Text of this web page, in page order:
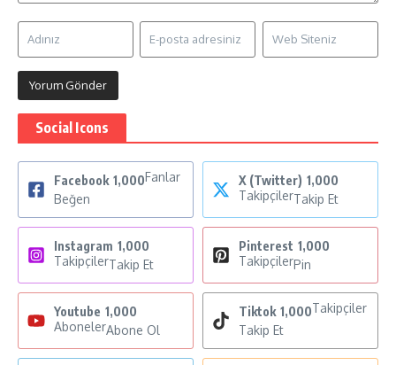
Social Icons
Facebook 1,000Fanlar
Beğen
X (Twitter) 1,000
TakipçilerTakip Et
Instagram 1,000
TakipçilerTakip Et
Pinterest 1,000
TakipçilerPin
Youtube 1,000
AbonelerAbone Ol
Tiktok 1,000Takipçiler
Takip Et